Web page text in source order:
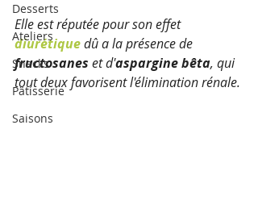
Desserts
Ateliers
Snacks
Pâtisserie
Saisons
Elle est réputée pour son effet
diurétique dû a la présence de
fructosanes et d'aspargine bêta, qui
tout deux favorisent l'élimination rénale.